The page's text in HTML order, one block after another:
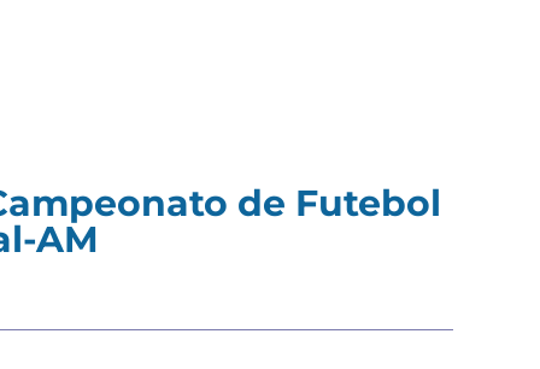
de Futebol
AM